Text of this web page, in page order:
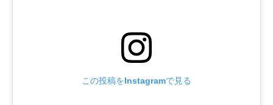
この投稿をInstagramで見る